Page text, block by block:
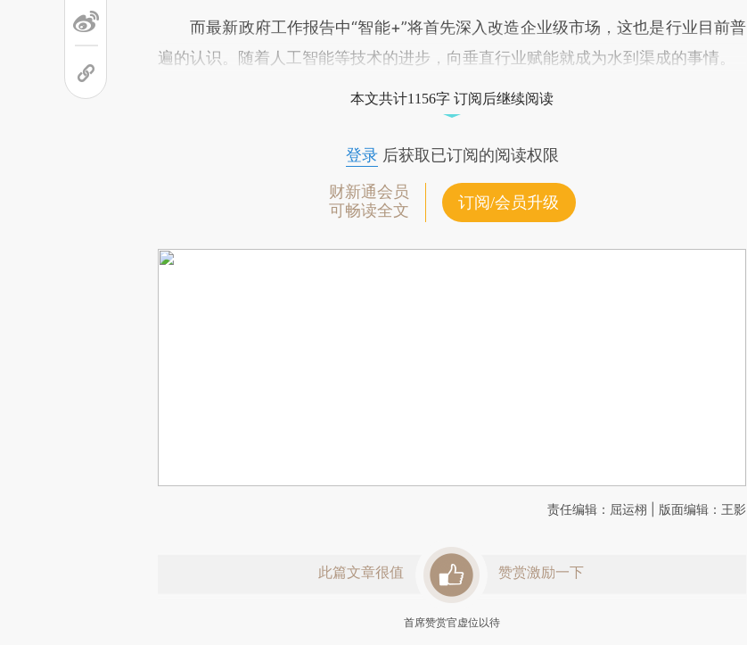
而最新政府工作报告中“智能+”将首先深入改造企业级市场，这也是行业目前普
遍的认识。随着人工智能等技术的进步，向垂直行业赋能就成为水到渠成的事情。
本文共计1156字 订阅后继续阅读
登录后获取已订阅的阅读权限
财新通会员
可畅读全文
订阅/会员升级
责任编辑：屈运栩 | 版面编辑：王影
此篇文章很值 赞赏激励一下
首席赞赏官虚位以待